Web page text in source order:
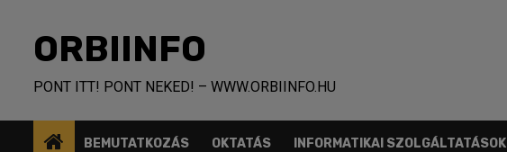
contentORBIINFO
PONT ITT! PONT NEKED! – WWW.ORBIINFO.HU
BEMUTATKOZÁS OKTATÁS INFORMATIKAI SZOLGÁLTATÁSOK